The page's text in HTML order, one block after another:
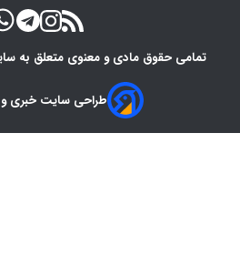
تمامی حقوق مادی و معنوی متعلق به
طراحی سایت خبری و